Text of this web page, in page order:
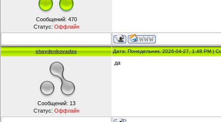
Сообщений: 470
Статус: Оффлайн
shaydenkovadas Дата: Понедельник, 2026-04-27, 1:48 PM |
Сообщений: 13
Статус: Оффлайн
да